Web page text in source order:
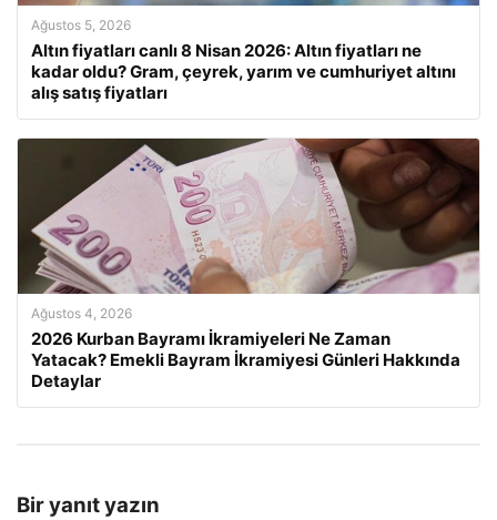
Ağustos 5, 2026
Altın fiyatları canlı 8 Nisan 2026: Altın fiyatları ne
kadar oldu? Gram, çeyrek, yarım ve cumhuriyet altını
alış satış fiyatları
Ağustos 4, 2026
2026 Kurban Bayramı İkramiyeleri Ne Zaman
Yatacak? Emekli Bayram İkramiyesi Günleri Hakkında
Detaylar
Bir yanıt yazın